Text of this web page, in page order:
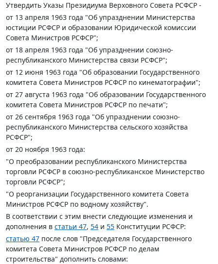
Утвердить Указы Президиума Верховного Совета РСФСР -
от 13 апреля 1963 года "Об упразднении Министерства
юстиции РСФСР и образовании Юридической комиссии
Совета Министров РСФСР";
от 18 апреля 1963 года "Об упразднении союзно-
республиканского Министерства связи РСФСР";
от 12 июня 1963 года "Об образовании Государственного
комитета Совета Министров РСФСР по кинематографии";
от 27 августа 1963 года "Об образовании Государственного
комитета Совета Министров РСФСР по печати";
от 26 сентября 1963 года "Об упразднении союзно-
республиканского Министерства сельского хозяйства
РСФСР";
от 20 ноября 1963 года:
"О преобразовании республиканского Министерства
торговли РСФСР в союзно-республиканское Министерство
торговли РСФСР";
"О реорганизации Государственного комитета Совета
Министров РСФСР по водному хозяйству".
В соответствии с этим внести следующие изменения и
дополнения в статьи 47, 54 и 55 Конституции РСФСР:
статью 47 после слов "Председателя Государственного
комитета Совета Министров РСФСР по делам
строительства" дополнить словами: